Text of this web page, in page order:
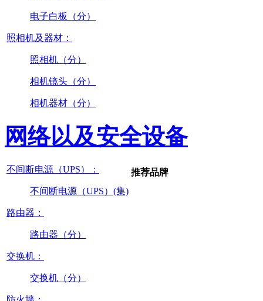
电子白板（分）
照相机及器材：
照相机（分）
相机镜头（分）
相机器材（分）
网络以及安全设备
不间断电源（UPS）：
不间断电源（UPS）(集)
路由器：
路由器（分）
交换机：
交换机（分）
推荐品牌